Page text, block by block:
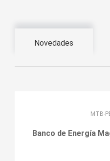
Novedades
MTB-
Banco de Energía